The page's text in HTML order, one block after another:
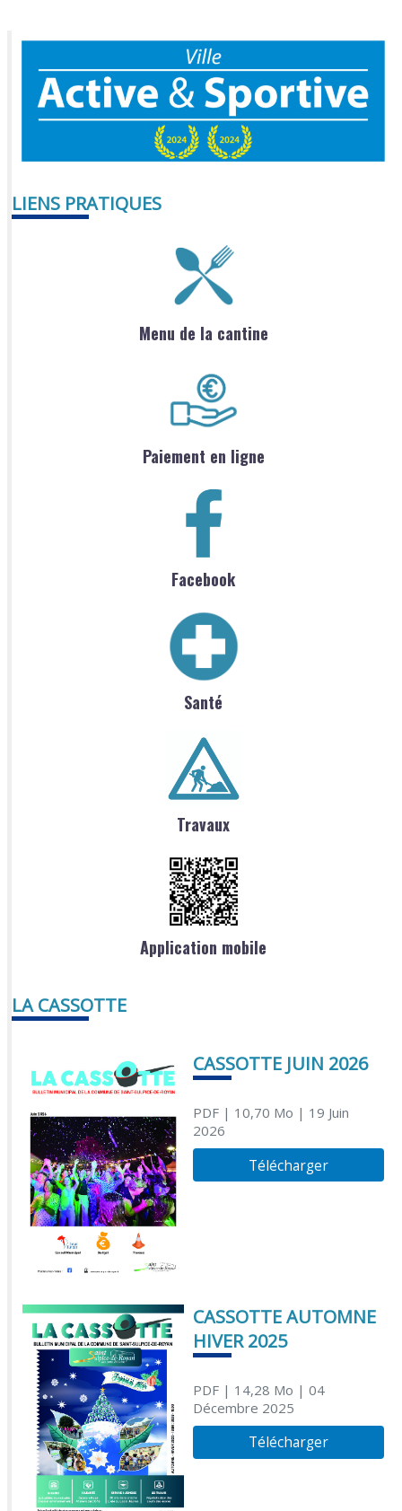
LIENS PRATIQUES
Menu de la cantine
Paiement en ligne
Facebook
Santé
Travaux
Application mobile
LA CASSOTTE
CASSOTTE JUIN 2026
PDF| 10,70 Mo | 19 Juin
2026
Télécharger
CASSOTTE AUTOMNE
HIVER 2025
PDF| 14,28 Mo | 04
Décembre 2025
Télécharger